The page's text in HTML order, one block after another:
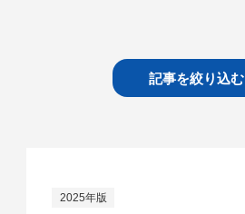
記事を絞り込む
2025年版